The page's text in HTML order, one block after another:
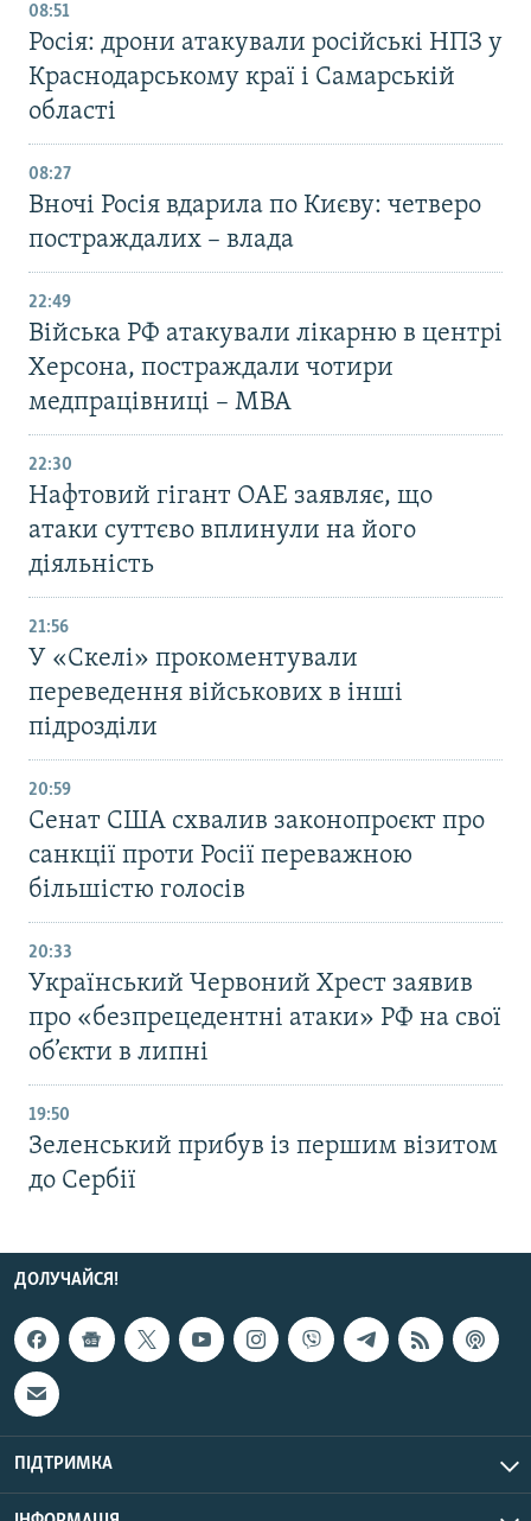
08:51
Росія: дрони атакували російські НПЗ у
Краснодарському краї і Самарській
області
08:27
Вночі Росія вдарила по Києву: четверо
постраждалих – влада
22:49
Війська РФ атакували лікарню в центрі
Херсона, постраждали чотири
медпрацівниці – МВА
22:30
Нафтовий гігант ОАЕ заявляє, що
атаки суттєво вплинули на його
діяльність
21:56
У «Скелі» прокоментували
переведення військових в інші
підрозділи
20:59
Cенат США схвалив законопроєкт про
санкції проти Росії переважною
більшістю голосів
20:33
Український Червоний Хрест заявив
про «безпрецедентні атаки» РФ на свої
об’єкти в липні
19:50
Зеленський прибув із першим візитом
до Сербії
ДОЛУЧАЙСЯ!
ПІДТРИМКА